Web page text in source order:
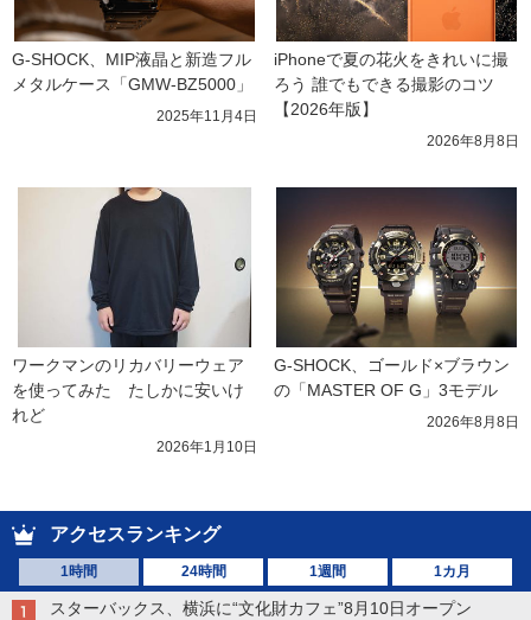
G-SHOCK、MIP液晶と新造フル
メタルケース「GMW-BZ5000」
2025年11月4日
iPhoneで夏の花火をきれいに撮
ろう 誰でもできる撮影のコツ
【2026年版】
2026年8月8日
ワークマンのリカバリーウェア
を使ってみた　たしかに安いけ
れど
2026年1月10日
G-SHOCK、ゴールド×ブラウン
の「MASTER OF G」3モデル
2026年8月8日
アクセスランキング
1時間 24時間 1週間 1カ月
スターバックス、横浜に“文化財カフェ”8月10日オープン